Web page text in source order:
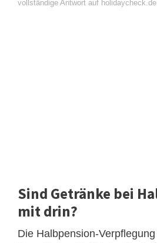
vollständige Antwort auf
Sind Getränke bei
mit drin?
Die Halbpension-